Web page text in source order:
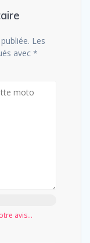
Les
avec *
avis...